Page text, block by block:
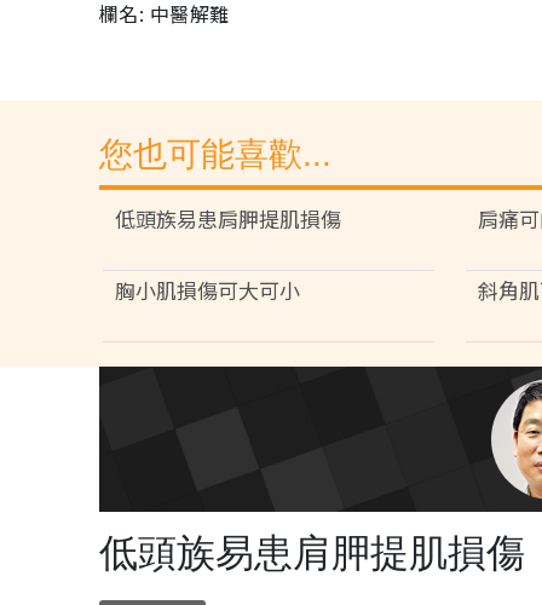
欄名: 中醫解難
您也可能喜歡...
低頭族易患肩胛提肌損傷 肩痛
胸小肌損傷可大可小 斜角
低頭族易患肩胛提肌損傷